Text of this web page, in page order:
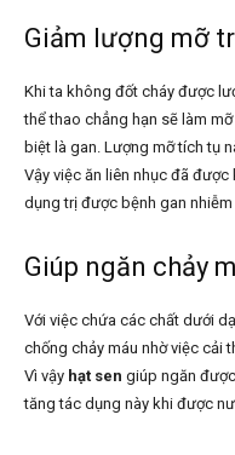
Giảm lượng mỡ
Khi ta không đốt cháy được
thể thao chẳng hạn sẽ làm
biệt là gan. Lượng mỡ tích tụ
Vậy việc ăn liên nhục đã
dụng trị được bệnh gan nhiễm
Giúp ngăn chảy
Với việc chứa các chất dưới
chống chảy máu nhờ việc cải
Vì vậy hạt sen giúp ngăn
tăng tác dụng này khi được